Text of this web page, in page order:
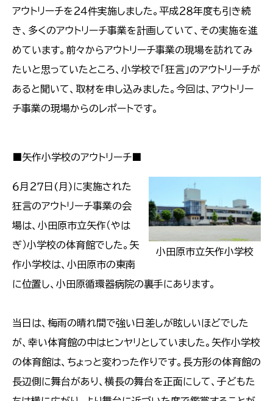
アウトリーチを２４件実施しました。平成２８年度も引き続
き、多くのアウトリーチ事業を計画していて、その実施を進
めています。前々からアウトリーチ事業の現場を訪れてみ
たいと思っていたところ、小学校で「狂言」のアウトリーチが
あると聞いて、取材を申し込みました。今回は、アウトリー
チ事業の現場からのレポートです。
■矢作小学校のアウトリーチ■
小田原市立矢作小学校
６月２７日(月)に実施された
狂言のアウトリーチ事業の会
場は、小田原市立矢作（やは
ぎ）小学校の体育館でした。矢
作小学校は、小田原市の東南
に位置し、小田原循環器病院の裏手にあります。
当日は、梅雨の晴れ間で強い日差しが眩しいほどでした
が、幸い体育館の中はヒンヤリとしていました。矢作小学校
の体育館は、ちょっと変わった作りです。長方形の体育館の
長辺側に舞台があり、横長の舞台を正面にして、子どもた